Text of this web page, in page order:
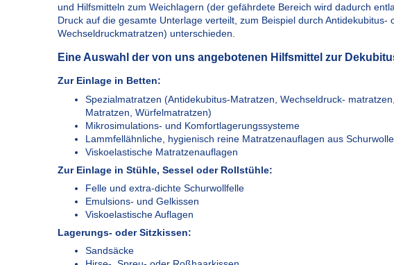
und Hilfsmitteln zum Weichlagern (der gefährdete Bereich wird dadurch
Druck auf die gesamte Unterlage verteilt, zum Beispiel durch Antidekubitus-
Wechseldruckmatratzen) unterschieden.
Eine Auswahl der von uns angebotenen Hilfsmittel zur
Zur Einlage in Betten:
Spezialmatratzen (Antidekubitus-Matratzen, Wechseldruck-
Matratzen, Würfelmatratzen)
Mikrosimulations- und Komfortlagerungssysteme
Lammfellähnliche, hygienisch reine Matratzenauflagen aus Schurwolle
Viskoelastische Matratzenauflagen
Zur Einlage in Stühle, Sessel oder Rollstühle:
Felle und extra-dichte Schurwollfelle
Emulsions- und Gelkissen
Viskoelastische Auflagen
Lagerungs- oder Sitzkissen:
Sandsäcke